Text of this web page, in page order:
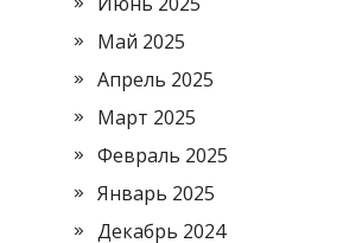
Май 2025
Апрель 2025
Март 2025
Февраль 2025
Январь 2025
Декабрь 2024